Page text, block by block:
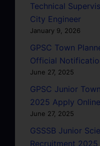
Technical
City Engineer
January 9, 2026
GPSC Town
Official
June 27, 2025
GPSC Junior
2025 Apply Online
June 27, 2025
GSSSB Junior
Recruitment 2025